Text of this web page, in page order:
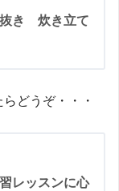
き 炊き立て
♪
どうぞ・・・
レッスンに心